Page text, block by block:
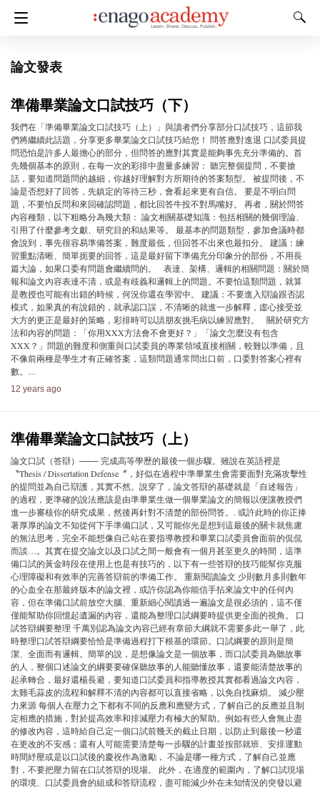
論文發表
準備畢業論文口試技巧（下）
我們在「準備畢業論文口試技巧（上）」與讀者們分享部分口試技巧，這節我
們將繼續此話題，分享更多畢業論文口試技巧給您！ 問答應對進退 口試委員提
問恐怕是許多人最擔心的部分，但問答的應對其實是能夠事先充分準備的。首
先幾個基本的原則，在每一次的彩排中盡量多練習： 聽完整個提問，不要搶
話，要知道問題問的越細，你越好理解對方所期待的答案類型。 被提問後，不
論是否想好了回答，先鎮定的等待三秒，會看起來更有自信。 要是不明白問
題，不要怕反問和來回確認問題，都比回答牛投不對馬嘴好。 再者，關於問答
內容種類，以下粗略分為幾大類： 論文相關基礎知識：包括相關的幾個理論、
引用了什麼參考文獻、研究目的和結果等。 最基本的問題類型，參加會議時都
會說到，事先很容易準備答案，難度最低，但回答不出來也最扣分。 建議：練
習重點清晰、簡單扼要的回答，這是最好留下準備充分印象分的部份，不用長
篇大論，如果口委有問題會繼續問的。 表達、架構、邏輯的相關問題：關於簡
報和論文內容表達不清，或是有歧義和邏輯上的問題。不要怕這類問題，就算
是教授也可能有出錯的時候，何況你還在學習中。 建議：不要進入辯論跟否認
模式，如果真的有說錯的，就承認口誤，不清晰的就進一步解釋，虛心接受並
大方的更正是最好的策略，彩排時可以請朋友挑毛病以練習應對。 關於研究方
法和內容的問題：「你用XXX方法會不會更好？」「論文怎麼沒有包含
XXX？」問題的難度和側重與口試委員的專業領域直接相關，較難以準備，且
不像前兩種是學生才有正確答案，這類問題通常問出口前，口委對答案心裡有
數。…
12 years ago
準備畢業論文口試技巧（上）
論文口試（答辯）─── 完成高等學歷的最後一個步驟。雖說在英語裡是
〝Thesis / Dissertation Defense〞，好似在過程中準畢業生會需要面對充滿攻擊性
的提問並為自己辯護，其實不然。說穿了，論文答辯的基礎就是「自述報告」
的過程，更準確的說法應該是由準畢業生做一個畢業論文的簡報以便讓教授們
進一步審核你的研究成果，然後再針對不清楚的部份問答。. 或許此時的你正捧
著厚厚的論文不知從何下手準備口試，又可能你光是想到這最後的關卡就焦慮
的無法思考，完全不能想像自己站在要指導教授和畢業口試委員會面前的侃侃
而談…。其實在提交論文以及口試之間一般會有一個月甚至更久的時間，這準
備口試的黃金時段在使用上也是有技巧的，以下有一些答辯的技巧能幫你克服
心理障礙和有效率的完善答辯前的準備工作。 重新閱讀論文 少則數月多則數年
的心血全在那最終版本的論文裡，或許你認為你能信手拈來論文中的任何內
容，但在準備口試前放空大腦、重新細心閱讀過一遍論文是很必須的，這不僅
僅能幫助你回憶起遺漏的內容，還能為整理口試綱要時提供更全面的視角。 口
試答辯綱要整理 千萬別認為論文內容已經有章節大綱就不需要多此一舉了，此
時整理口試答辯綱要恰恰是準備過程打下根基的環節。口試綱要的原則是簡
潔、全面而有邏輯。簡單的說，是想像論文是一個故事，而口試委員為聽故事
的人，整個口述論文的綱要要確保聽故事的人能聽懂故事，還要能清楚故事的
起承轉合，最好還楊長避，要知道口試委員和指導教授其實都看過論文內容，
太雞毛蒜皮的流程和解釋不清的內容都可以直接省略，以免自找麻煩。 減少壓
力來源 每個人在壓力之下都有不同的反應和應變方式，了解自己的反應並且制
定相應的措施，對於提高效率和排減壓力有極大的幫助。例如有些人會無止盡
的修改內容，這時給自己定一個口試前幾天的截止日期，以防止到最後一秒還
在更改的不安感；還有人可能需要清楚每一步驟的計畫並按部就班、安排運動
時間紓壓或是以口試後的慶祝作為激勵， 不論是哪一種方式，了解自己並應
對，不要把壓力留在口試答辯的現場。 此外，在適度的範圍內，了解口試現場
的環境、口試委員會的組成和答辯流程，盡可能減少外在未知情況的突發以避